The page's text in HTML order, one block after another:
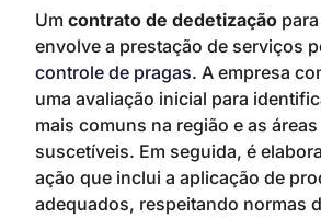
Um contrato de dedetização
envolve a prestação de serviços
controle de pragas. A empresa
uma avaliação inicial para
mais comuns na região e as áreas
suscetíveis. Em seguida, é
ação que inclui a aplicação de
adequados, respeitando normas